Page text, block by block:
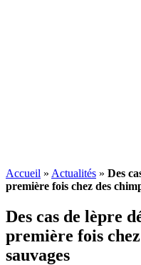
Accueil » Actualités » Des
première fois chez des
Des cas de lèpre
première fois
sauvages